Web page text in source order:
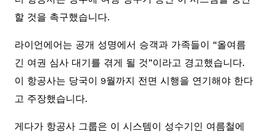
할 것을 촉구했습니다.
라이언에어는 공개 성명에서 승객과 가족들이 “올여름
긴 여권 심사 대기를 겪게 될 것”이라고 경고했습니다.
이 항공사는 당국이 9월까지 전면 시행을 연기해야 한다
고 주장했습니다.
게다가 항공사 그룹은 이 시스템이 성수기인 여름철에